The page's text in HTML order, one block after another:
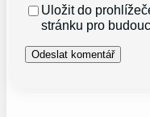
Uložit do
stránku pro